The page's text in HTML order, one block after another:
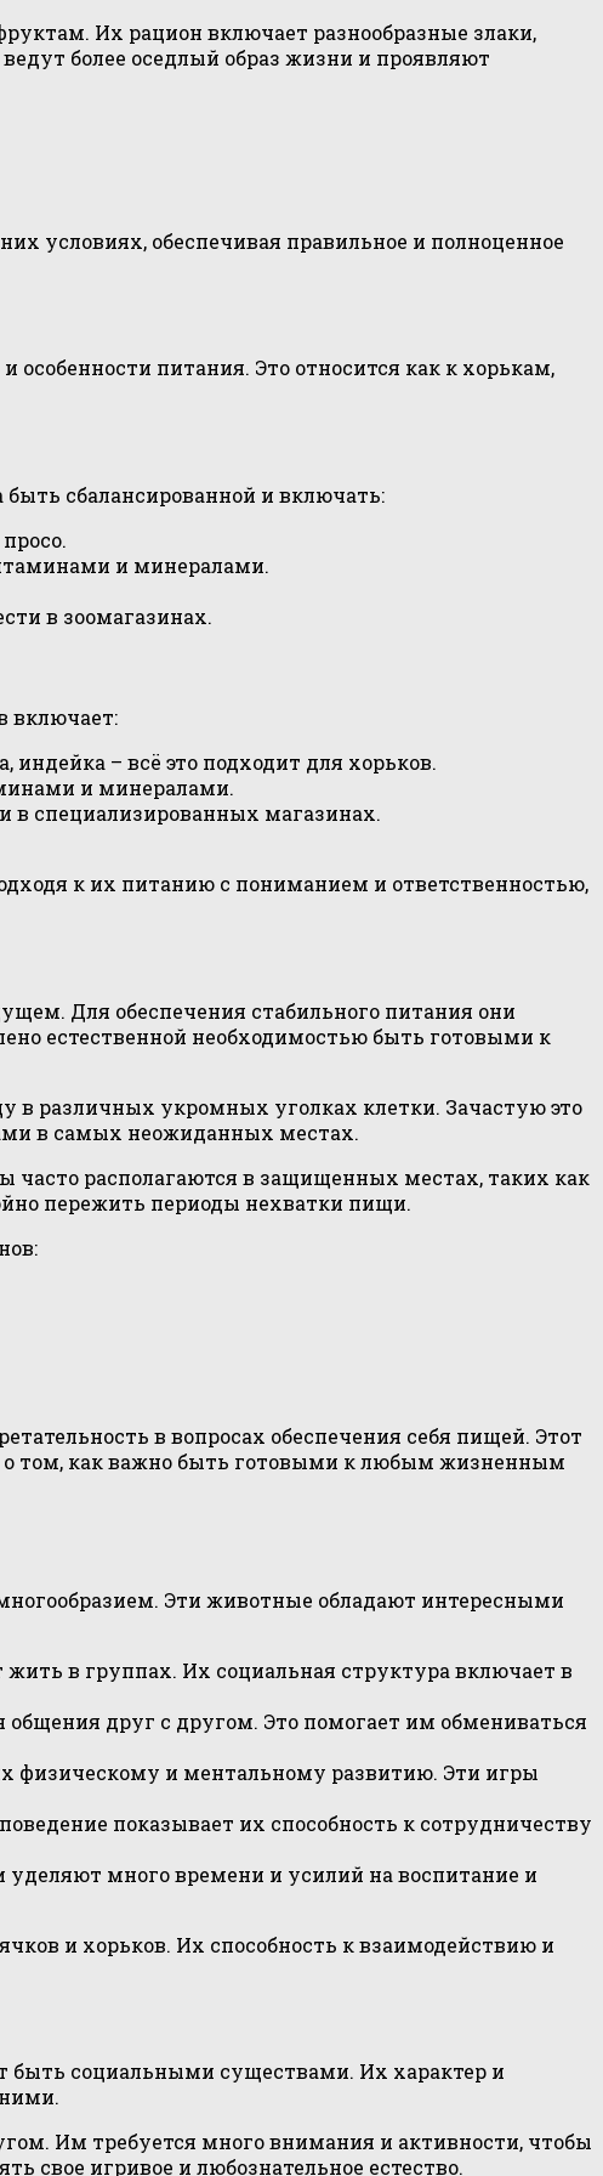
Их рацион включает разнообразные злаки,
более оседлый образ жизни и проявляют
условиях, обеспечивая правильное и полноценное
питания. Это относится как к хорькам,
сбалансированной и включать:
и минералами.
в зоомагазинах.
включает:
– всё это подходит для хорьков.
и минералами.
в специализированных магазинах.
к их питанию с пониманием и ответственностью,
Для обеспечения стабильного питания они
естественной необходимостью быть готовыми к
различных укромных уголках клетки. Зачастую это
в самых неожиданных местах.
часто располагаются в защищенных местах, таких как
пережить периоды нехватки пищи.
в вопросах обеспечения себя пищей. Этот
о том, как важно быть готовыми к любым жизненным
Эти животные обладают интересными
в группах. Их социальная структура включает в
друг с другом. Это помогает им обмениваться
физическому и ментальному развитию. Эти игры
показывает их способность к сотрудничеству
много времени и усилий на воспитание и
и хорьков. Их способность к взаимодействию и
быть социальными существами. Их характер и
Им требуется много внимания и активности, чтобы
свое игривое и любознательное естество.